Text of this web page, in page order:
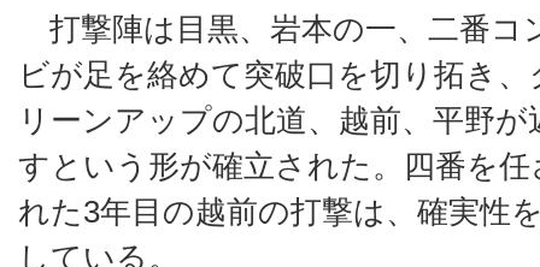
打撃陣は目黒、岩本の一、二番コ
ビが足を絡めて突破口を切り拓き、
リーンアップの北道、越前、平野が
すという形が確立された。四番を任
れた3年目の越前の打撃は、確実性
している。